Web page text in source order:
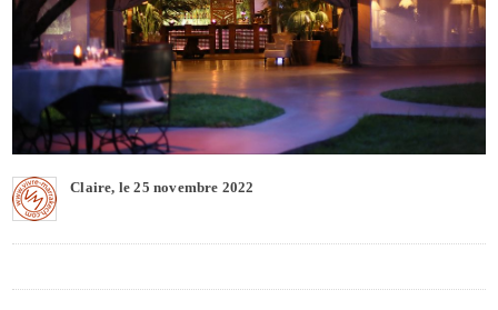
Claire, le 25 novembre 2022